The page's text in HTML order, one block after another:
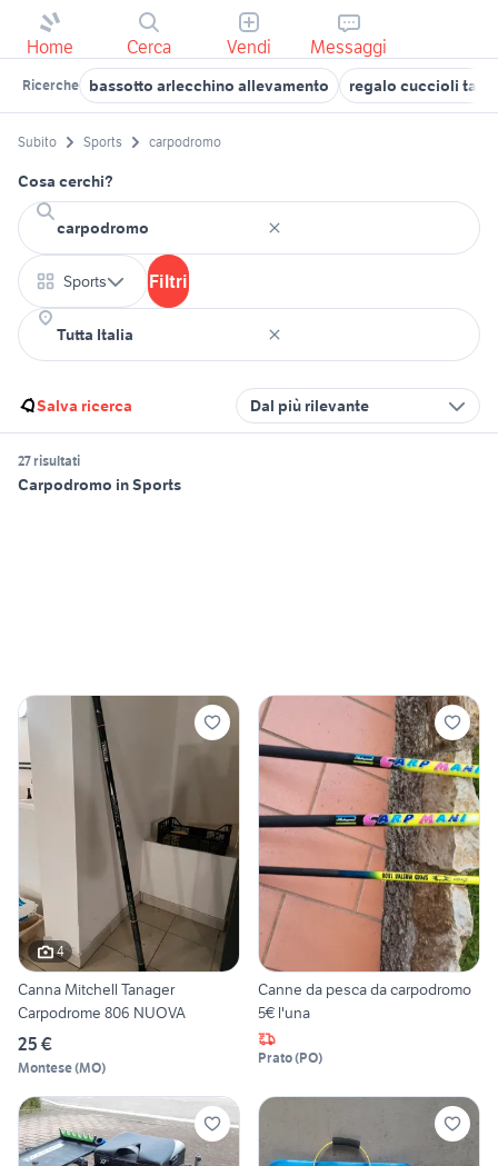
Home Cerca Vendi Messaggi
Ricerche bassotto arlecchino allevamento regalo cuccioli
Subito Sports carpodromo
Cosa cerchi?
Sports Filtri
Salva ricerca Dal più rilevante
27 risultati
Carpodromo in Sports
4
Canna Mitchell Tanager
Carpodrome 806 NUOVA
25 €
Montese(MO)
Canne da pesca da carpodromo
5€ l'una
Prato(PO)